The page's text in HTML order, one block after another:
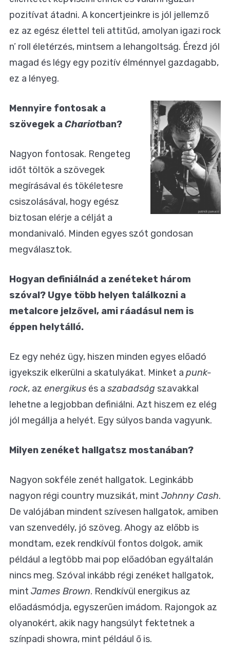
pozitívat átadni. A koncertjeinkre is jól jellemző
ez az egész élettel teli attitűd, amolyan igazi rock
n’ roll életérzés, mintsem a lehangoltság. Érezd jól
magad és légy egy pozitív élménnyel gazdagabb,
ez a lényeg.
Mennyire fontosak a
szövegek aChariotban?
Nagyon fontosak. Rengeteg
időt töltök a szövegek
megírásával és tökéletesre
csiszolásával, hogy egész
biztosan elérje a célját a
mondanivaló. Minden egyes szót gondosan
megválasztok.
Hogyan definiálnád a zenéteket három
szóval? Ugye több helyen találkozni a
metalcore jelzővel, ami ráadásul nem is
éppen helytálló.
Ez egy nehéz ügy, hiszen minden egyes előadó
igyekszik elkerülni a skatulyákat. Minket a punk-
rock, az energikus és a szabadság szavakkal
lehetne a legjobban definiálni. Azt hiszem ez elég
jól megállja a helyét. Egy súlyos banda vagyunk.
Milyen zenéket hallgatsz mostanában?
Nagyon sokféle zenét hallgatok. Leginkább
nagyon régi country muzsikát, mint Johnny Cash.
De valójában mindent szívesen hallgatok, amiben
van szenvedély, jó szöveg. Ahogy az előbb is
mondtam, ezek rendkívül fontos dolgok, amik
például a legtöbb mai pop előadóban egyáltalán
nincs meg. Szóval inkább régi zenéket hallgatok,
mint James Brown. Rendkívül energikus az
előadásmódja, egyszerűen imádom. Rajongok az
olyanokért, akik nagy hangsúlyt fektetnek a
színpadi showra, mint például ő is.